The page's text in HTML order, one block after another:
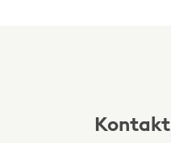
Kontakt